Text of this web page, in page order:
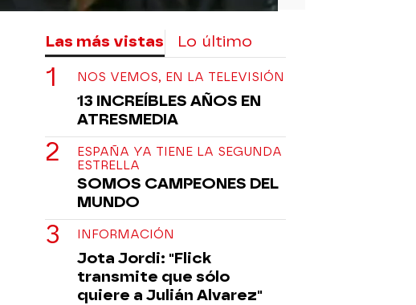
Las más vistas Lo último
NOS VEMOS, EN LA TELEVISIÓN
13 INCREÍBLES AÑOS EN
ATRESMEDIA
ESPAÑA YA TIENE LA SEGUNDA
ESTRELLA
SOMOS CAMPEONES DEL
MUNDO
INFORMACIÓN
Jota Jordi: "Flick
transmite que sólo
quiere a Julián Alvarez"